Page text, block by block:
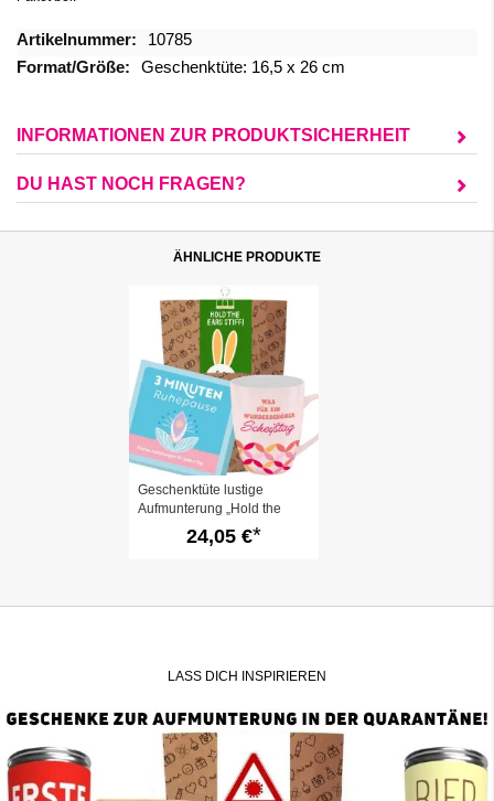
Mehr
Informationen
10785
Geschenktüte: 16,5 x 26 cm
INFORMATIONEN ZUR PRODUKTSICHERHEIT
DU HAST NOCH FRAGEN?
ÄHNLICHE PRODUKTE
Geschenktüte lustige
Aufmunterung „Hold the
ears stiff!“ (Set 2)
24,05 €
LASS DICH INSPIRIEREN